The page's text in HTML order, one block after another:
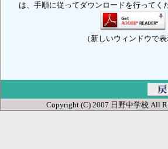
は、手順に従ってダウンロードを行ってく
（新しいウィンドウで表
Copyright (C) 2007 日野中学校 All